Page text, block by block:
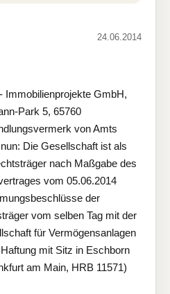
24.06.2014
Immobilienprojekte GmbH,
Park 5, 65760
von Amts
Die Gesellschaft ist als
nach Maßgabe des
vom 05.06.2014
der
vom selben Tag mit der
für Vermögensanlagen
mit Sitz in Eschborn
am Main, HRB 11571)